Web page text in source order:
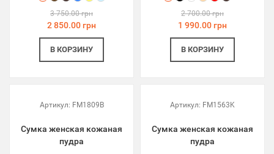
3 750.00 грн
2 850.00 грн
В КОРЗИНУ
2 700.00 грн
1 990.00 грн
В КОРЗИНУ
Артикул: FM1809B
Сумка женская кожаная
пудра
Артикул: FM1563K
Сумка женская кожаная
пудра